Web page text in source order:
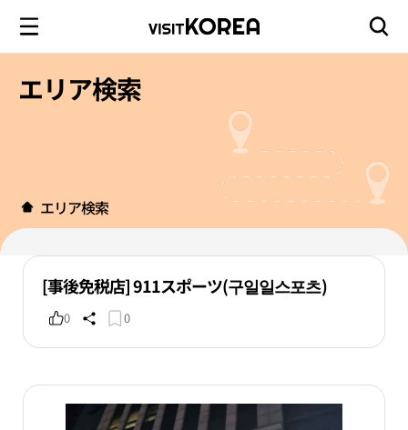
エリア検索
エリア検索
[事後免税店] 911スポーツ(구일일스포츠)
0 0